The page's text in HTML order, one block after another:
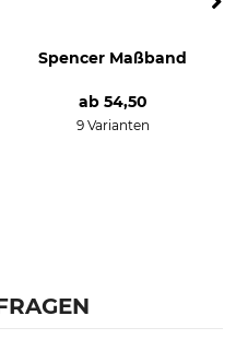
Spencer Maßband
ab 54,50
9 Varianten